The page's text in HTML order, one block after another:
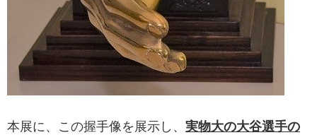
本展に、この握手像を展示し、 実物大の大谷選手の